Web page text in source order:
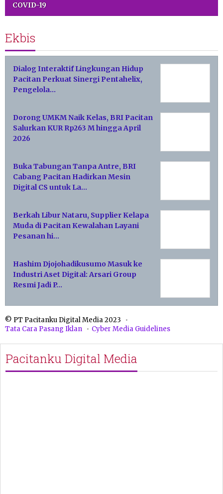
COVID-19
Ekbis
Dialog Interaktif Lingkungan Hidup
Pacitan Perkuat Sinergi Pentahelix,
Pengelola…
Dorong UMKM Naik Kelas, BRI Pacitan
Salurkan KUR Rp263 M hingga April
2026
Buka Tabungan Tanpa Antre, BRI
Cabang Pacitan Hadirkan Mesin
Digital CS untuk La…
Berkah Libur Nataru, Supplier Kelapa
Muda di Pacitan Kewalahan Layani
Pesanan hi…
Hashim Djojohadikusumo Masuk ke
Industri Aset Digital: Arsari Group
Resmi Jadi P…
© PT Pacitanku Digital Media 2023
Tata Cara Pasang Iklan
Cyber Media Guidelines
Pacitanku Digital Media